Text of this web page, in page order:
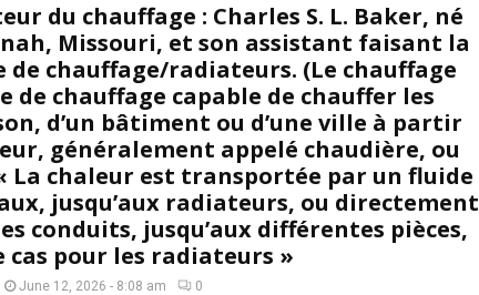
du chauffage : Charles S. L. Baker, né
Missouri, et son assistant faisant la
de chauffage/radiateurs. (Le chauffage
de chauffage capable de chauffer les
d’un bâtiment ou d’une ville à partir
généralement appelé chaudière, ou
La chaleur est transportée par un fluide
jusqu’aux radiateurs, ou directement
conduits, jusqu’aux différentes pièces,
cas pour les radiateurs »
June 12, 2026 - 8:08 am 0